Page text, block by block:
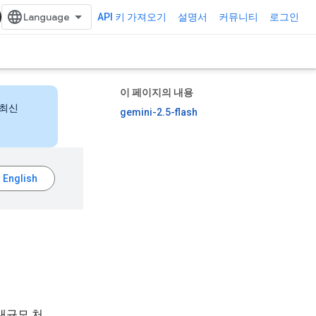
API 키 가져오기 설명서 커뮤니티 로그인
이 페이지의 내용
gemini-2.5-flash
신